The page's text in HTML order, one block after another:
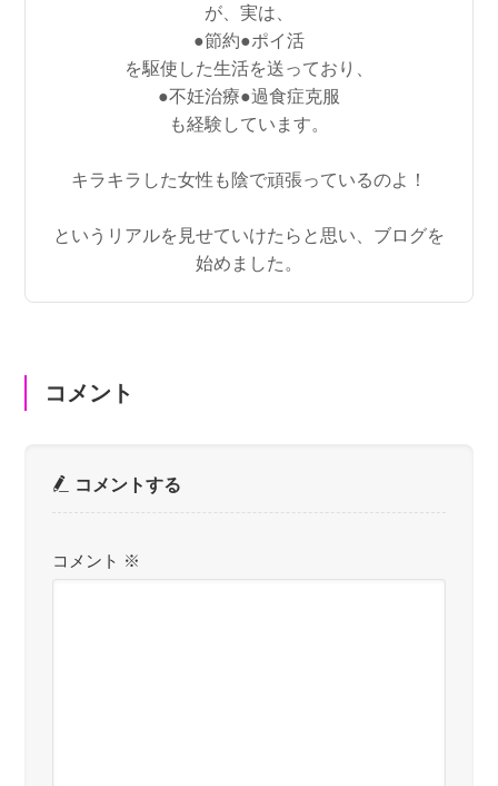
が、実は、
●節約●ポイ活
を駆使した生活を送っており、
●不妊治療●過食症克服
も経験しています。
キラキラした女性も陰で頑張っているのよ！
というリアルを見せていけたらと思い、ブログを
始めました。
コメント
コメントする
コメント ※